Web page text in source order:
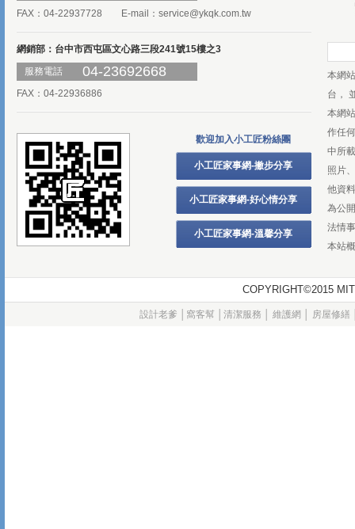
FAX：04-22937728 E-mail： service@ykqk.com.tw
網銷部：台中市西屯區文心路三段241號15樓之3
服務電話
04-23692668
FAX：04-22936886
歡迎加入小工匠粉絲團
小工匠家事網-撇步分享
小工匠家事網-好心情分享
小工匠家事網-溫馨分享
本網
台，
本網
作任
中所
照片
他資
為公
法情
本站
COPYRIGHT©2015
設計老爹 窩客幫 清潔服務 維護網 房屋修繕